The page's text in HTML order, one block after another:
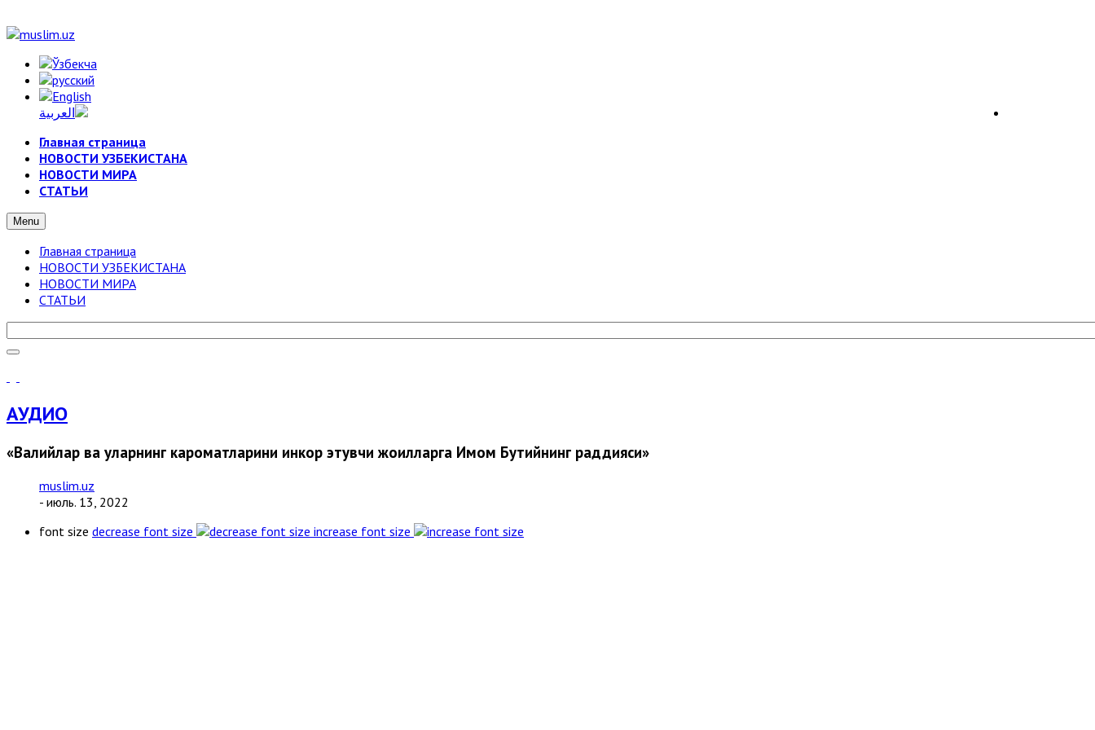
Главная страница
НОВОСТИ УЗБЕКИСТАНА
НОВОСТИ МИРА
СТАТЬИ
Menu
Главная страница
НОВОСТИ УЗБЕКИСТАНА
НОВОСТИ МИРА
СТАТЬИ
АУДИО
«Валийлар ва уларнинг кароматларини инкор этувчи жоҳилларга Имом Бутийнинг раддияси»
muslim.uz
- июль. 13, 2022
font size decrease font size increase font size